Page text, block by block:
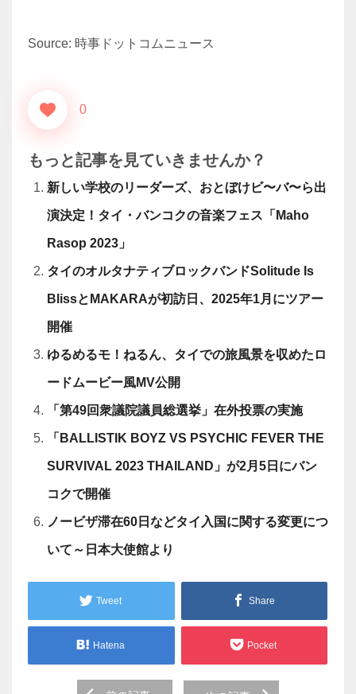
Source: 時事ドットコムニュース
0
もっと記事を見ていきませんか？
新しい学校のリーダーズ、おとぼけビ〜バ〜ら出
演決定！タイ・バンコクの音楽フェス「Maho
Rasop 2023」
タイのオルタナティブロックバンドSolitude Is
BlissとMAKARAが初訪日、2025年1月にツアー
開催
ゆるめるモ！ねるん、タイでの旅風景を収めたロ
ードムービー風MV公開
「第49回衆議院議員総選挙」在外投票の実施
「BALLISTIK BOYZ VS PSYCHIC FEVER THE
SURVIVAL 2023 THAILAND」が2月5日にバン
コクで開催
ノービザ滞在60日などタイ入国に関する変更につ
いて～日本大使館より
Tweet Share
Hatena Pocket